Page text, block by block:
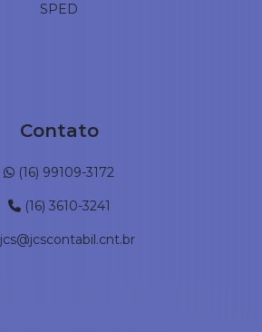
SPED
Contato
(16) 99109-3172
(16) 3610-3241
jcs@jcscontabil.cnt.br